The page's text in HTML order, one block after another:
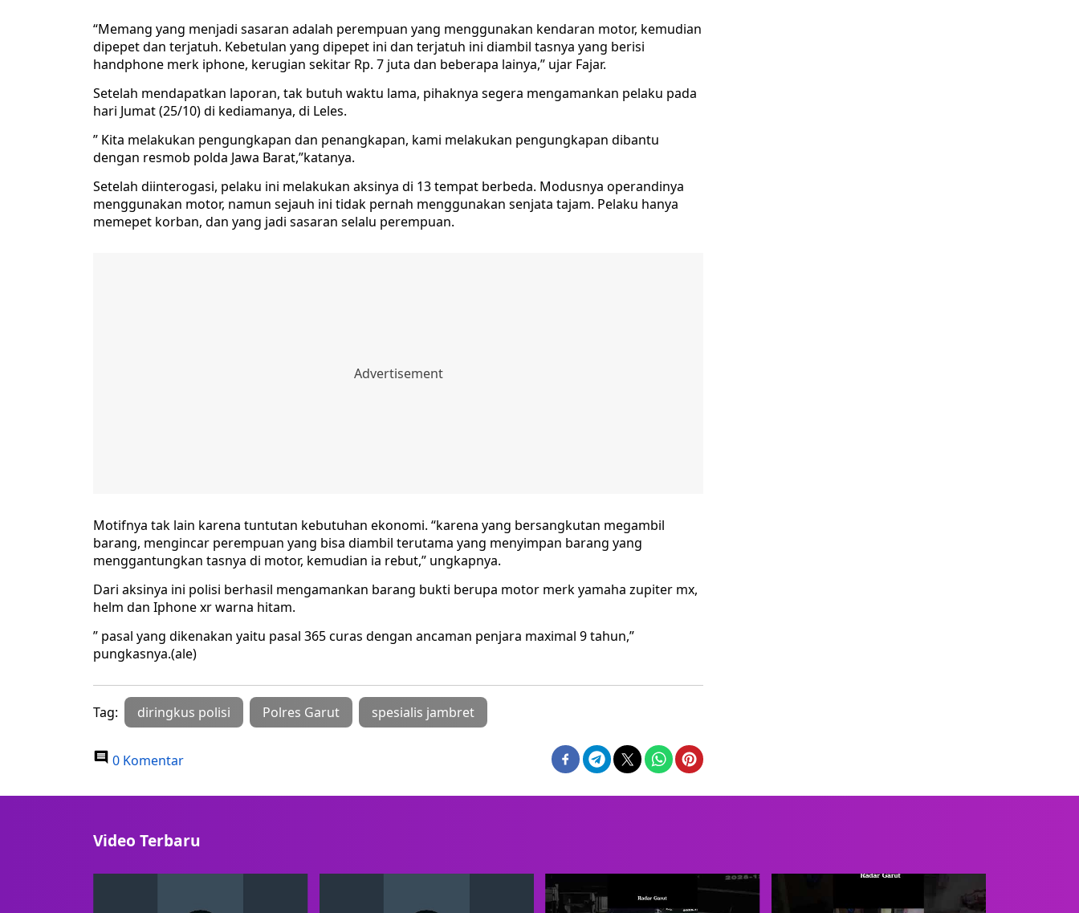
“Memang yang menjadi sasaran adalah perempuan yang menggunakan kendaran motor, kemudian
dipepet dan terjatuh. Kebetulan yang dipepet ini dan terjatuh ini diambil tasnya yang berisi
handphone merk iphone, kerugian sekitar Rp. 7 juta dan beberapa lainya,” ujar Fajar.
Setelah mendapatkan laporan, tak butuh waktu lama, pihaknya segera mengamankan pelaku pada
hari Jumat (25/10) di kediamanya, di Leles.
” Kita melakukan pengungkapan dan penangkapan, kami melakukan pengungkapan dibantu
dengan resmob polda Jawa Barat,”katanya.
Setelah diinterogasi, pelaku ini melakukan aksinya di 13 tempat berbeda. Modusnya operandinya
menggunakan motor, namun sejauh ini tidak pernah menggunakan senjata tajam. Pelaku hanya
memepet korban, dan yang jadi sasaran selalu perempuan.
Motifnya tak lain karena tuntutan kebutuhan ekonomi. “karena yang bersangkutan megambil
barang, mengincar perempuan yang bisa diambil terutama yang menyimpan barang yang
menggantungkan tasnya di motor, kemudian ia rebut,” ungkapnya.
Dari aksinya ini polisi berhasil mengamankan barang bukti berupa motor merk yamaha zupiter mx,
helm dan Iphone xr warna hitam.
” pasal yang dikenakan yaitu pasal 365 curas dengan ancaman penjara maximal 9 tahun,”
pungkasnya.(ale)
Tag: diringkus polisi Polres Garut spesialis jambret
0 Komentar
Video Terbaru